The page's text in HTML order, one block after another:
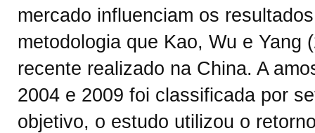
mercado influenciam os
metodologia que Kao, Wu e Yang
recente realizado na China. A
2004 e 2009 foi classificada por
objetivo, o estudo utilizou o